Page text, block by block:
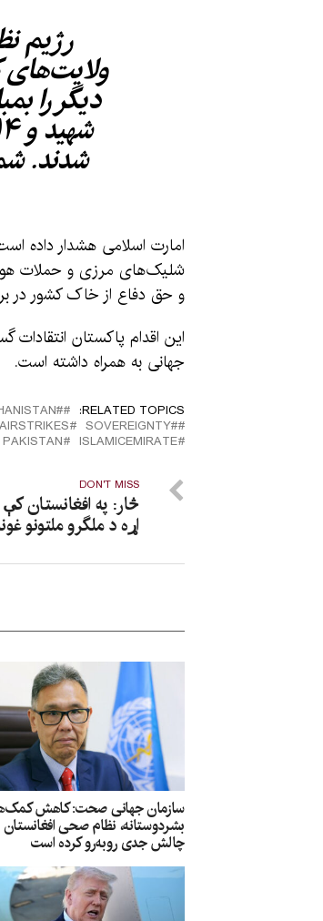
رژیم
ولایت‌های
دیگر را
شدند.
امارت اسلامی هشدار داده
شلیک‌های مرزی و حملات
و حق دفاع از خاک کشور در
این اقدام پاکستان
جهانی به همراه داشته است.
RELATED TOPICS: #َAFGHANISTAN
#SOVEREIGNTY
AIRSTRIKES
ISLAMICEMIRATE
PAKISTAN
DON'T MISS
څار: په افغانستان
اړه د ملگرو ملتونو
سازمان جهانی صحت: کاهش
بشردوستانه، نظام صحی افغانستان
چالش جدی روبه‌رو کرده است